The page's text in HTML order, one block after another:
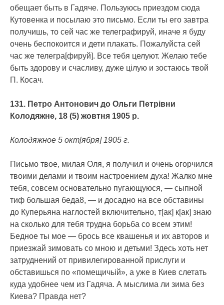
обещает быть в Гадяче. Пользуюсь приездом сюда
Кутовенка и посылаю это письмо. Если ты его завтра
получишь, то сей час же телеграфируй, иначе я буду
очень беспокоится и дети плакать. Пожалуйста сей
час же телегра[фируй]. Все тебя целуют. Желаю тебе
быть здорову и счасливу, дуже цілую и зостаюсь твой
П. Косач.
131. Петро Антонович до Ольги Петрівни
Колодяжне, 18 (5) жовтня 1905 р.
Колодяжное 5 окт[ября] 1905 г.
Письмо твое, милая Оля, я получил и очень огорчился
твоими делами и твоим настроением духа! Жалко мне
тебя, совсем основательно пугающуюся, — сыпной
тиф большая беда8, — и досадно на все обставины
до Куперьяна наглостей включительно, т[ак] к[ак] знаю
на сколько для тебя трудна борьба со всем этим!
Бедное ты мое — брось все квашенья и их авторов и
приезжай зимовать со мною и детьми! Здесь хоть нет
затруднений от привилегированной прислуги и
обставишься по «помещичьій», а уже в Киев слетать
куда удобнее чем из Гадяча. А мыслима ли зима без
Киева? Правда нет?